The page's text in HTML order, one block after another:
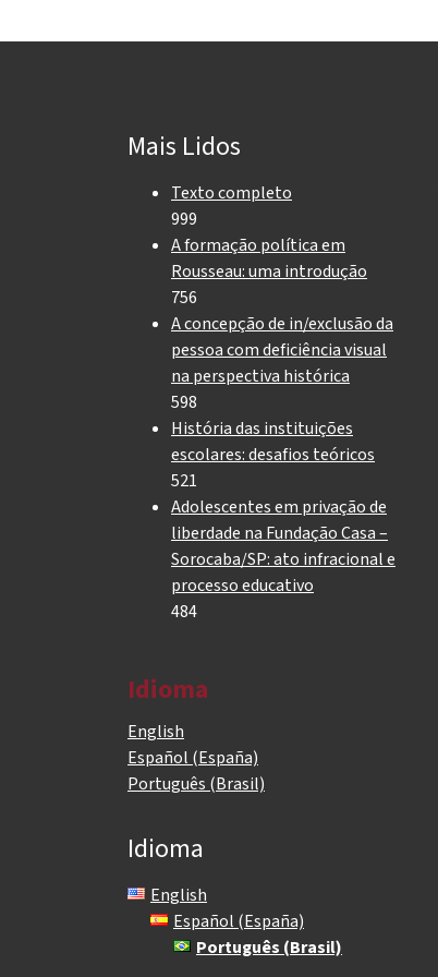
Mais Lidos
Texto completo
999
A formação política em
Rousseau: uma introdução
756
A concepção de in/exclusão da
pessoa com deficiência visual
na perspectiva histórica
598
História das instituições
escolares: desafios teóricos
521
Adolescentes em privação de
liberdade na Fundação Casa –
Sorocaba/SP: ato infracional e
processo educativo
484
Idioma
English
Español (España)
Português (Brasil)
Idioma
English
Español (España)
Português (Brasil)